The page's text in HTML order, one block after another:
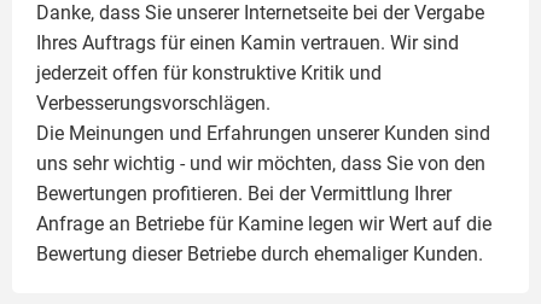
Danke, dass Sie unserer Internetseite bei der Vergabe
Ihres Auftrags für einen Kamin vertrauen. Wir sind
jederzeit offen für konstruktive Kritik und
Verbesserungsvorschlägen.
Die Meinungen und Erfahrungen unserer Kunden sind
uns sehr wichtig - und wir möchten, dass Sie von den
Bewertungen profitieren. Bei der Vermittlung Ihrer
Anfrage an Betriebe für Kamine legen wir Wert auf die
Bewertung dieser Betriebe durch ehemaliger Kunden.